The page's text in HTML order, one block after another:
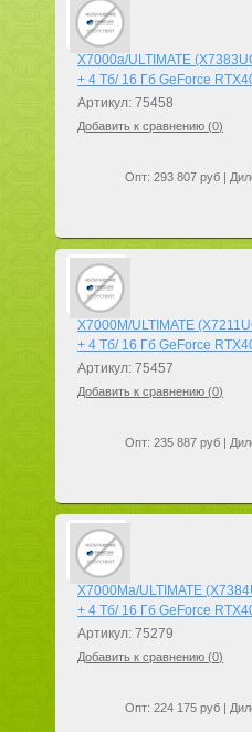
X7000a/ULTIMATE
+ 4 Тб/ 16 Гб GeForce
Артикул: 75458
Добавить к сравнению (0)
Опт: 293 807 руб |
X7000M/ULTIMATE
+ 4 Тб/ 16 Гб GeForce
Артикул: 75457
Добавить к сравнению (0)
Опт: 235 887 руб |
X7000Ma/ULTIMATE
+ 4 Тб/ 16 Гб GeForce
Артикул: 75279
Добавить к сравнению (0)
Опт: 224 175 руб |